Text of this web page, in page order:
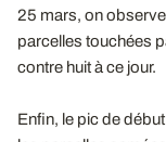
25 mars, on
parcelles touchées
contre huit à ce jour.
Enfin, le pic de